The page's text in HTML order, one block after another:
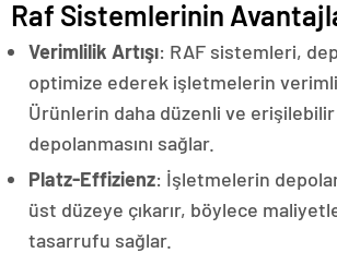
Raf Sistemlerinin
Verimlilik Artışı: RAF sistemleri,
optimize ederek işletmelerin
Ürünlerin daha düzenli ve
depolanmasını sağlar.
Platz-Effizienz: İşletmelerin
üst düzeye çıkarır, böylece
tasarrufu sağlar.